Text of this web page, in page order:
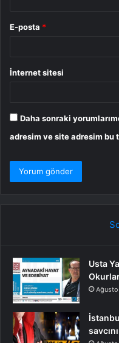
E-posta *
İnternet sitesi
Daha sonraki
adresim ve site adresim bu
Usta